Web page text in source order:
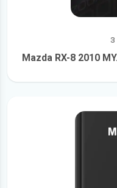
Mazda RX-8 2010